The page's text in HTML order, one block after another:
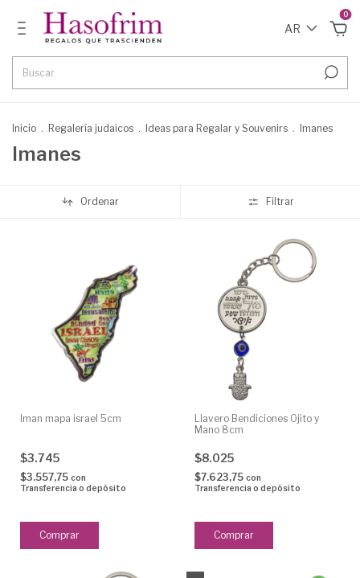
AR
0
Inicio . Regalería judaicos . Ideas para Regalar y Souvenirs . Imanes
Imanes
Ordenar Filtrar
Iman mapa israel 5cm
$3.745
$3.557,75 con
Transferencia o depósito
Llavero Bendiciones Ojito y
Mano 8cm
$8.025
$7.623,75 con
Transferencia o depósito